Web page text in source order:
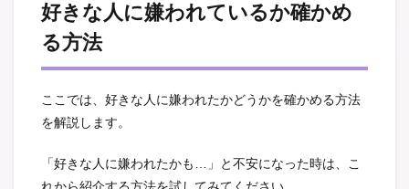
好きな人に嫌われているか確かめ
る方法
ここでは、好きな人に嫌われたかどうかを確かめる方法
を解説します。
「好きな人に嫌われたかも…」と不安になった時は、こ